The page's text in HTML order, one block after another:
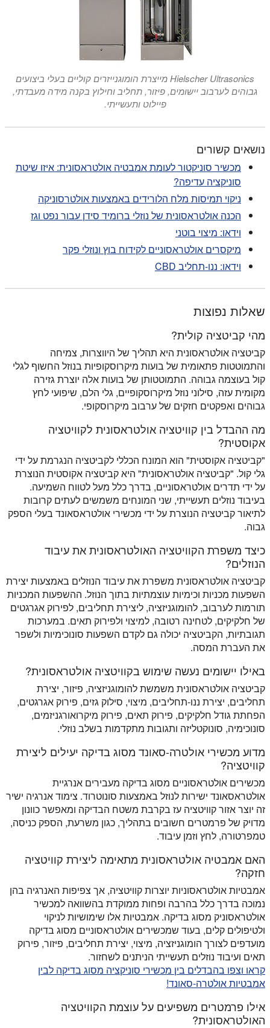
Hielscher Ultrasonics מייצרת הומוגנייזרים קוליים בעלי ביצועים
גבוהים לערבוב יישומים, פיזור, תחליב וחילוץ בקנה מידה מעבדתי,
פיילוט ותעשייתי.
נושאים קשורים
מכשיר סוניקטור לעומת אמבטיה אולטראסונית: איזו שיטת
סוניקציה עדיפה?
ניקוי תמיסות מלח הלורידים באמצעות אולטרסוניקה
הכנה אולטראסונית של נוזלי ברומיד סידן עבור נפט וגז
וידאו: מיצוי בוטני
מיקסרים אולטראסוניים לקידוח בוץ ונוזלי פקר
וידאו: ננו-תחליב CBD
שאלות נפוצות
מהי קביטציה קולית?
קביטציה אולטראסונית היא תהליך של היווצרות, צמיחה
והתמוטטות פתאומית של בועות מיקרוסקופיות בנוזל החשוף לגלי
קול בעוצמה גבוהה. התמוטטותן של בועות אלה יוצרת גזירה
מקומית עזה, סילוני נוזל מיקרוסקופיים, גלי הלם, שיפועי לחץ
גבוהים ואפקטים חזקים של ערבוב מיקרוסקופי.
מה ההבדל בין קוויטציה אולטראסונית לקוויטציה
אקוסטית?
"קביטציה אקוסטית" הוא המונח הכללי לקביטציה הנגרמת על ידי
גלי קול. "קביטציה אולטראסונית" היא קביטציה אקוסטית הנוצרת
על ידי תדרים אולטראסוניים, בדרך כלל מעל לטווח השמיעה.
בעיבוד נוזלים תעשייתי, שני המונחים משמשים לעתים קרובות
לתיאור קביטציה הנוצרת על ידי מכשירי אולטראסאונד בעלי הספק
גבוה.
כיצד משפרת הקוויטציה האולטראסונית את עיבוד
הנוזלים?
קביטציה אולטראסונית משפרת את עיבוד הנוזלים באמצעות יצירת
השפעות מכניות וכימיות עוצמתיות בתוך הנוזל. ההשפעות המכניות
תורמות לערבוב, להומוגניזציה, ליצירת תחליבים, לפירוק אגרגטים
של חלקיקים, לטחינה רטובה, למיצוי ולפירוק תאים. במערכות
תגובתיות, הקביטציה יכולה גם לקדם השפעות סונוכימיות ולשפר
את העברת המסה.
באילו יישומים נעשה שימוש בקוויטציה אולטראסונית?
קביטציה אולטראסונית משמשת להומוגניזציה, פיזור, יצירת
תחליבים, יצירת ננו-תחליבים, מיצוי, סילוק גזים, פירוק אגרגטים,
הפחתת גודל חלקיקים, פירוק תאים, פירוק מיקרואורגניזמים,
סונוכימיה, סונוקטליזה ותגובות מתקדמות בשלב נוזלי.
מדוע מכשירי אולטרה-סאונד מסוג בדיקה יעילים ליצירת
קוויטציה?
מכשירים אולטראסוניים מסוג בדיקה מעבירים אנרגיית
אולטראסאונד ישירות לנוזל באמצעות סונוטרוד. צימוד אנרגיה ישיר
זה יוצר אזור קוויטציה עז בקרבת משטח הבדיקה ומאפשר כוונון
מדויק של פרמטרים חשובים בתהליך, כגון משרעת, הספק כניסה,
טמפרטורה, לחץ וזמן עיבוד.
האם אמבטיה אולטראסונית מתאימה ליצירת קוויטציה
חזקה?
אמבטיות אולטראסוניות יוצרות קוויטציה, אך צפיפות האנרגיה בהן
נמוכה בדרך כלל בהרבה ופחות ממוקדת בהשוואה למכשיר
אולטראסוניק מסוג בדיקה. אמבטיות אלו שימושיות לניקוי
ולטיפולים קלים, בעוד שמכשירים אולטראסוניים מסוג בדיקה
מועדפים לצורך הומוגניזציה, מיצוי, יצירת תחליבים, פיזור, פירוק
תאים ועיבוד נוזלים תעשייתי הניתנים לשחזור.
קראו וצפו בהבדלים בין מכשירי סוניקציה מסוג בדיקה לבין
אמבטיות אולטרה-סאונד!
אילו פרמטרים משפיעים על עוצמת הקוויטציה
האולטראסונית?